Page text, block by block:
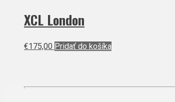
XCL London
€175,00 Pridať do košíka